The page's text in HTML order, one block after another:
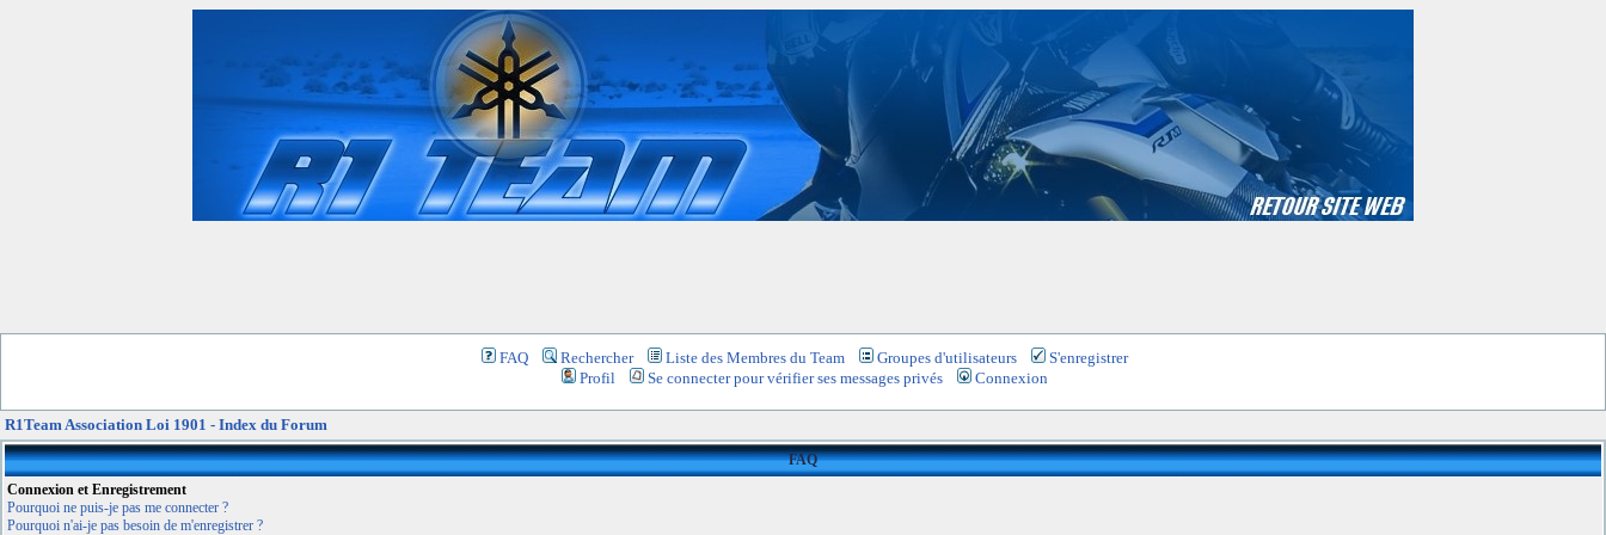
FAQ Rechercher Liste des Membres du Team Groupes d'utilisateurs
S'enregistrer
Profil
Se connecter pour vérifier ses messages privés Connexion
R1Team Association Loi 1901 - Index du Forum
FAQ
Connexion et Enregistrement
Pourquoi ne puis-je pas me connecter ?
Pourquoi n'ai-je pas besoin de m'enregistrer ?